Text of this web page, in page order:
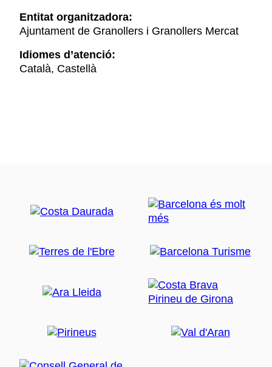
Entitat organitzadora:
Ajuntament de Granollers i Granollers Mercat
Idiomes d’atenció:
Català, Castellà